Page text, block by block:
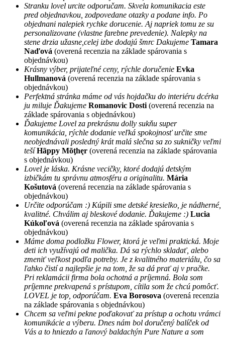
Stranku lovel urcite odporučam. Skvela komunikacia este
pred objednavkou, zodpovedane otazky a podane info. Po
objednani nalepiek rychke dorucenie. Aj napriek tomu ze su
personalizovane (vlastne farebne prevedenie). Nalepky na
stene drzia užasne,celej izbe dodajú šmrc Dakujeme Tamara
Naďová (overená recenzia na základe spárovania s
objednávkou)
Krásny výber, prijateľné ceny, rýchle doručenie Evka
Hullmanová (overená recenzia na základe spárovania s
objednávkou)
Perfektná stránka máme od vás hojdačku do interiéru dcérka
ju miluje Ďakujeme Romanovic Dosti (overená recenzia na
základe spárovania s objednávkou)
Ďakujeme Lovel za prekrásnu dolly sukňu super
komunikácia, rýchle dodanie veľká spokojnosť určite sme
neobjednávali posledný krát malá slečna sa zo sukničky veľmi
tešíHãppy Mõţhęr (overená recenzia na základe spárovania
s objednávkou)
Lovel je láska. Krásne vecičky, ktoré dodajú detským
izbičkám tu správnu atmosféru a originalitu. Mária
Košutová (overená recenzia na základe spárovania s
objednávkou)
Určite odporúčam :) Kúpili sme detské kresielko, je nádherné,
kvalitné. Chválim aj bleskové dodanie. Ďakujeme :) Lucia
Kúkoľová (overená recenzia na základe spárovania s
objednávkou)
Máme doma podložku Flower, ktorá je veľmi praktická. Moje
deti ich využívajú od malička. Dá sa rýchlo skladať, alebo
zmeniť veľkost podľa potreby. Je z kvalitného materiálu, čo sa
ľahko čistí a najlepšie je na tom, že sa dá prať aj v pračke.
Pri reklamácii firma bola ochotná a príjemná. Bola som
príjemne prekvapená s prístupom, cítila som že chcú pomôcť.
LOVEL je top, odporúčam. Eva Borosova (overená recenzia
na základe spárovania s objednávkou)
Chcem sa veľmi pekne poďakovať za prístup a ochotu vrámci
komunikácie a výberu. Dnes nám bol doručený balíček od
Vás a to hniezdo a ľanový baldachýn Pure Nature a som